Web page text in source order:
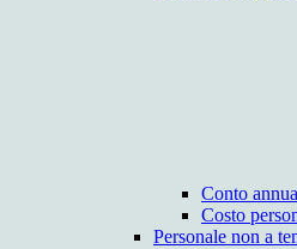
Conto
Costo
Personale non a